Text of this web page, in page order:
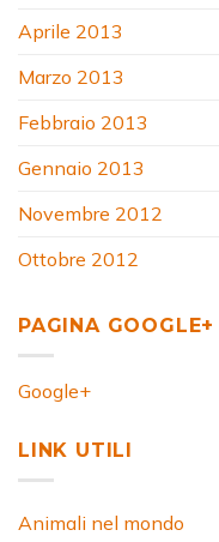
Aprile 2013
Marzo 2013
Febbraio 2013
Gennaio 2013
Novembre 2012
Ottobre 2012
PAGINA GOOGLE+
Google+
LINK UTILI
Animali nel mondo